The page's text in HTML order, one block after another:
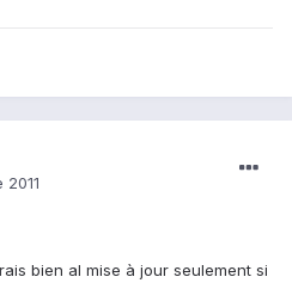
bien al mise à jour seulement si